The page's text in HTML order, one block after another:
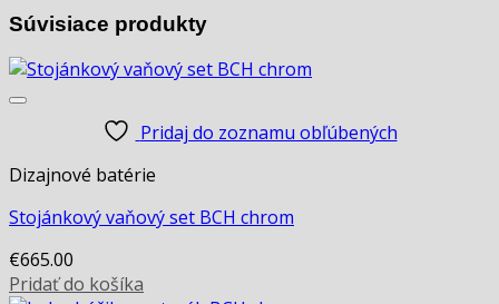
Súvisiace produkty
Pridaj do zoznamu obľúbených
Dizajnové batérie
Stojánkový vaňový set BCH chrom
€665.00
Pridať do košíka